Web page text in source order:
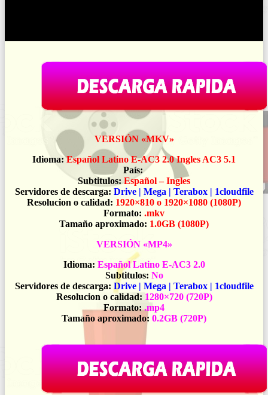
VERSIÓN «MKV»
Idioma: Español Latino E-AC3 2.0 Ingles AC3 5.1
País:
Subtitulos: Español – Ingles
Servidores de descarga: Drive | Mega | Terabox | 1cloudfile
Resolucion o calidad: 1920×810 o 1920×1080 (1080P)
Formato: .mkv
Tamaño aproximado: 1.0GB (1080P)
VERSIÓN «MP4»
Idioma: Español Latino E-AC3 2.0
Subtitulos: No
Servidores de descarga: Drive | Mega | Terabox | 1cloudfile
Resolucion o calidad: 1280×720 (720P)
Formato: .mp4
Tamaño aproximado: 0.2GB (720P)